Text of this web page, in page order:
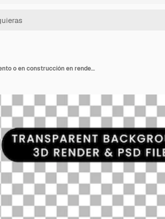
Icono de ilustración 3d de icono de mantenimiento o en construcción en render 3d